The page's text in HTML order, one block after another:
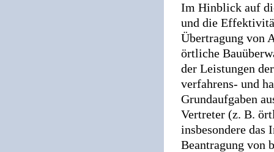
Im Hinblick auf
und die
Übertragung von
örtliche
der Leistungen
verfahrens- und
Grundaufgaben
Vertreter (z. B.
insbesondere das
Beantragung von